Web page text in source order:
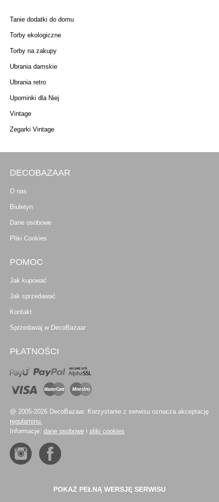
Tanie dodatki do domu
Torby ekologiczne
Torby na zakupy
Ubrania damskie
Ubrania retro
Upominki dla Niej
Vintage
Zegarki Vintage
DECOBAZAAR
O nas
Biuletyn
Dane osobowe
Pliki Cookies
POMOC
Jak kupować
Jak sprzedawać
Kontakt
Sprzedawaj w DecoBazaar
PŁATNOŚCI
@ 2005-2026 DecoBazaar. Korzystanie z serwisu oznacza akceptację
regulaminu.
Informacje: dane osobowe i pliki cookies
POKAŻ PEŁNĄ WERSJĘ SERWISU